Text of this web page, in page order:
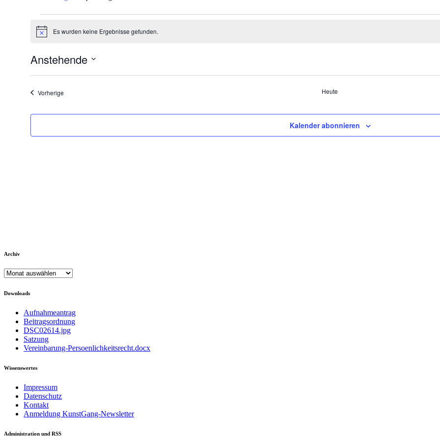
HinweisEs wurden keine Ergebnisse gefunden.
Anstehende
VorherigeVeranstaltungen Heute
Kalender abonnieren
Archiv
Archiv
Downloads
Aufnahmeantrag
Beitragsordnung
DSC02614.jpg
Satzung
Vereinbarung-Persoenlichkeitsrecht.docx
Wissenswertes
Impressum
Datenschutz
Kontakt
Anmeldung KunstGang-Newsletter
Administration und RSS